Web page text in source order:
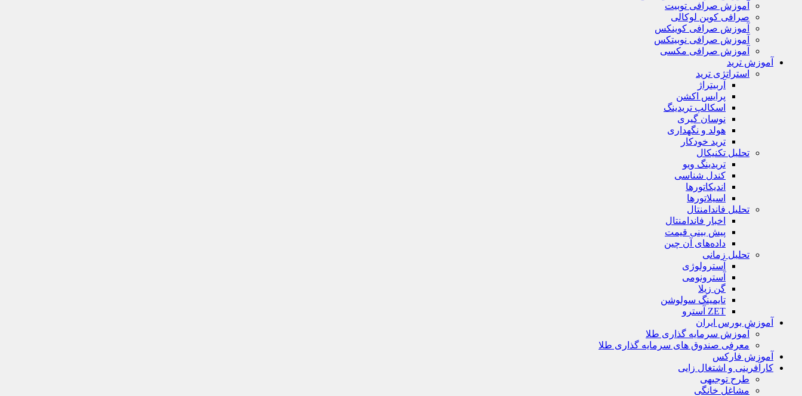
آموزش صرافی توبیت
صرافی کوین لوکالی
آموزش صرافی کوینکس
آموزش صرافی نوبیتکس
آموزش صرافی مکسی
آموزش ترید
استراتژی‌ ترید
آربیتراژ
پرایس اکشن
اسکالپ تریدینگ
نوسان گیری
هولد و نگهداری
ترید خودکار
تحلیل تکنیکال
تریدینگ ویو
کندل شناسی
اندیکاتورها
اسیلاتورها
تحلیل فاندامنتال
اخبار فاندامنتال
پیش بینی قیمت
داده‌های آن چین
تحلیل زمانی
آسترولوژی
آسترونومی
گن زیلا
تايمينگ سولوشن
ZET آسترو
آموزش بورس ایران
آموزش سرمایه گذاری طلا
معرفی صندوق های سرمایه گذاری طلا
آموزش فارکس
کارآفرینی و اشتغال زایی
طرح توجیهی
مشاغل خانگی